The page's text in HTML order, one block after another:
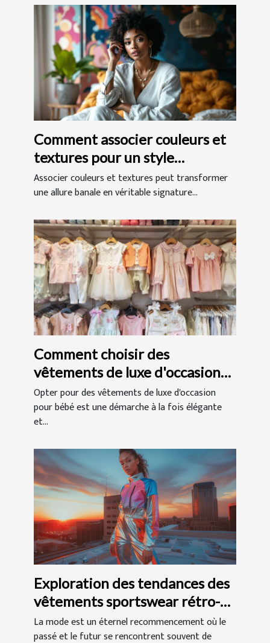
Comment associer couleurs et
textures pour un style
impeccable ?
Associer couleurs et textures peut transformer
une allure banale en véritable signature...
Comment choisir des
vêtements de luxe d'occasion
pour bébé?
Opter pour des vêtements de luxe d'occasion
pour bébé est une démarche à la fois élégante
et...
Exploration des tendances des
vêtements sportswear rétro-
futuristes des années 2000
La mode est un éternel recommencement où le
passé et le futur se rencontrent souvent de